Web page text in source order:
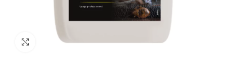
Click to enlarge